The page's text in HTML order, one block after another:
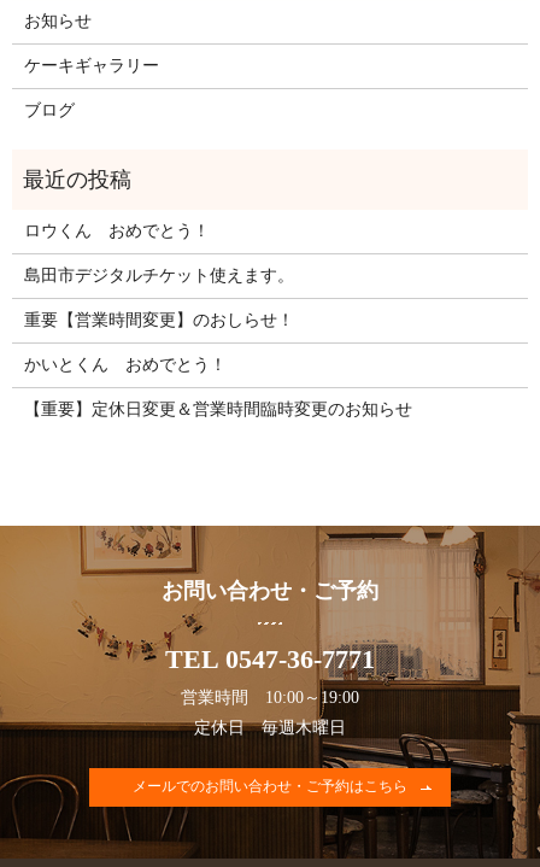
お知らせ
ケーキギャラリー
ブログ
ロウくん おめでとう！
島田市デジタルチケット使えます。
重要【営業時間変更】のおしらせ！
かいとくん おめでとう！
【重要】定休日変更＆営業時間臨時変更のお知らせ
お問い合わせ・ご予約
TEL 0547-36-7771
営業時間 10:00～19:00
定休日 毎週木曜日
メールでのお問い合わせ・ご予約はこちら